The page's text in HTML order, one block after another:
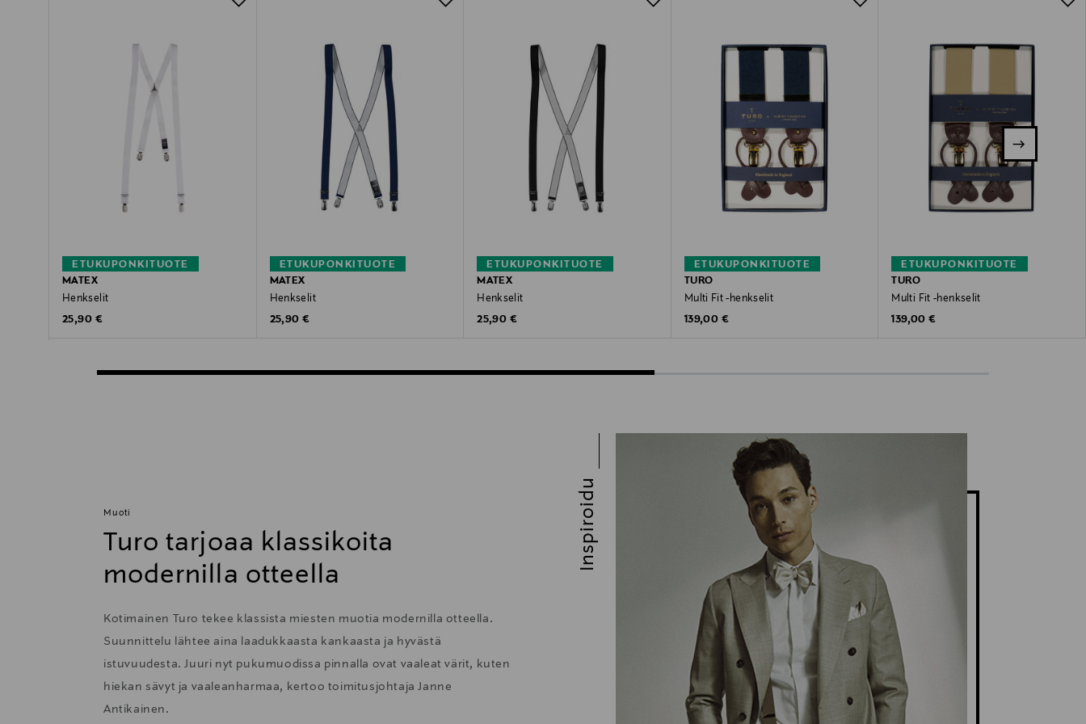
ETUKUPONKITUOTE
MATEX
Henkselit
Original Price
25,90 €
ETUKUPONKITUOTE
MATEX
Henkselit
Original Price
25,90 €
ETUKUPONKITUOTE
MATEX
Henkselit
Original Price
25,90 €
ETUKUPONKITUOTE
TURO
Multi Fit -henkselit
Original Price
139,00 €
ETUKUPONKITUOTE
TURO
Multi Fit -henkselit
Original Price
139,00 €
Muoti
Turo tarjoaa klassikoita
modernilla otteella
Kotimainen Turo tekee klassista miesten muotia modernilla otteella.
Suunnittelu lähtee aina laadukkaasta kankaasta ja hyvästä
istuvuudesta. Juuri nyt pukumuodissa pinnalla ovat vaaleat värit, kuten
hiekan sävyt ja vaaleanharmaa, kertoo toimitusjohtaja Janne
Antikainen.
Inspiroidu